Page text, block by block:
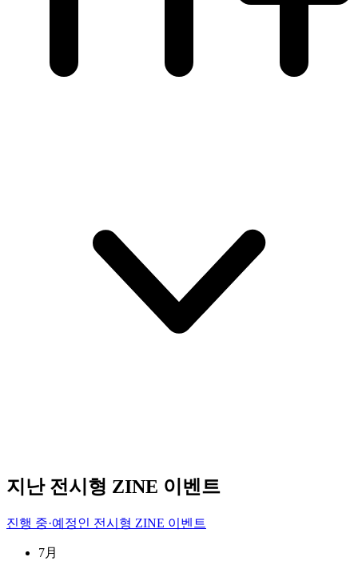
지난 전시형 ZINE 이벤트
진행 중·예정인 전시형 ZINE 이벤트
7月